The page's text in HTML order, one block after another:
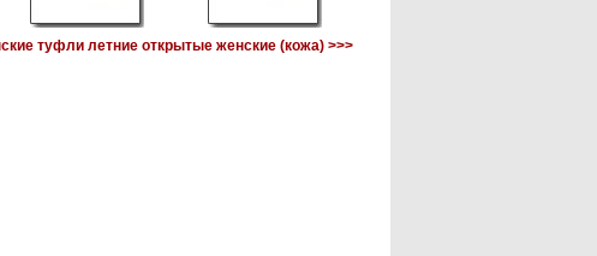
туфли летние открытые женские (кожа) >>>